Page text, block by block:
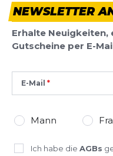
Dieses Formular ist durch
Google.
NEWSLETTER
Erhalte Neuigkeiten,
Gutscheine per E-
E-Mail
Mann
Ich habe die AGBs